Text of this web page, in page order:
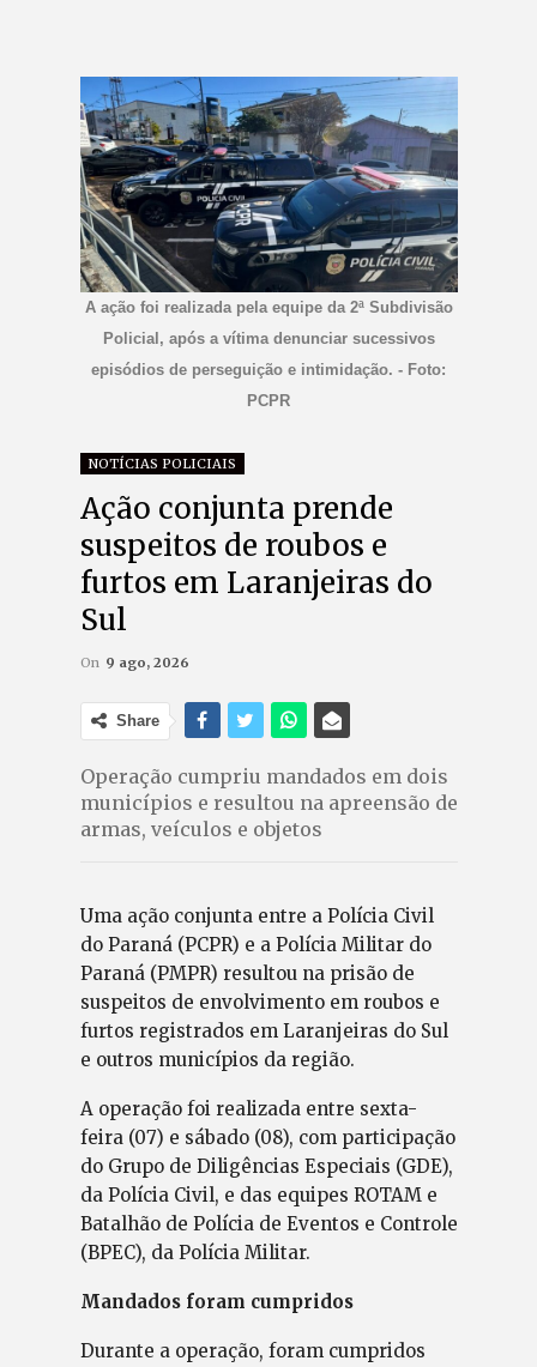
A ação foi realizada pela equipe da 2ª Subdivisão
Policial, após a vítima denunciar sucessivos
episódios de perseguição e intimidação. - Foto:
PCPR
NOTÍCIAS POLICIAIS
Ação conjunta prende
suspeitos de roubos e
furtos em Laranjeiras do
Sul
On 9 ago, 2026
Share
Operação cumpriu mandados em dois
municípios e resultou na apreensão de
armas, veículos e objetos
Uma ação conjunta entre a Polícia Civil
do Paraná (PCPR) e a Polícia Militar do
Paraná (PMPR) resultou na prisão de
suspeitos de envolvimento em roubos e
furtos registrados em Laranjeiras do Sul
e outros municípios da região.
A operação foi realizada entre sexta-
feira (07) e sábado (08), com participação
do Grupo de Diligências Especiais (GDE),
da Polícia Civil, e das equipes ROTAM e
Batalhão de Polícia de Eventos e Controle
(BPEC), da Polícia Militar.
Mandados foram cumpridos
Durante a operação, foram cumpridos